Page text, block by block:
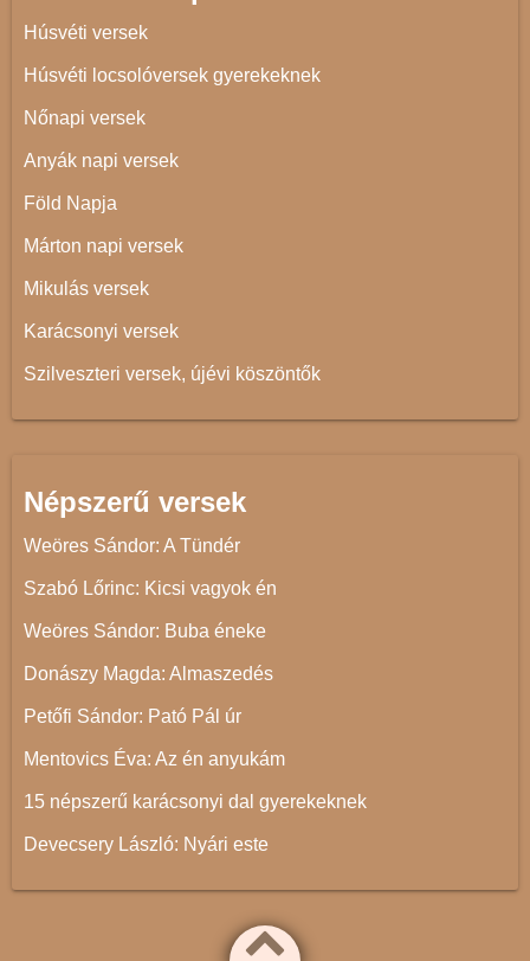
Húsvéti versek
Húsvéti locsolóversek gyerekeknek
Nőnapi versek
Anyák napi versek
Föld Napja
Márton napi versek
Mikulás versek
Karácsonyi versek
Szilveszteri versek, újévi köszöntők
Népszerű versek
Weöres Sándor: A Tündér
Szabó Lőrinc: Kicsi vagyok én
Weöres Sándor: Buba éneke
Donászy Magda: Almaszedés
Petőfi Sándor: Pató Pál úr
Mentovics Éva: Az én anyukám
15 népszerű karácsonyi dal gyerekeknek
Devecsery László: Nyári este